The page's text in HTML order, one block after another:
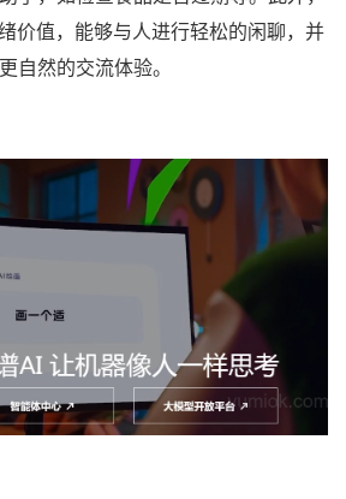
价值，能够与人进行轻松的闲聊，并
自然的交流体验。